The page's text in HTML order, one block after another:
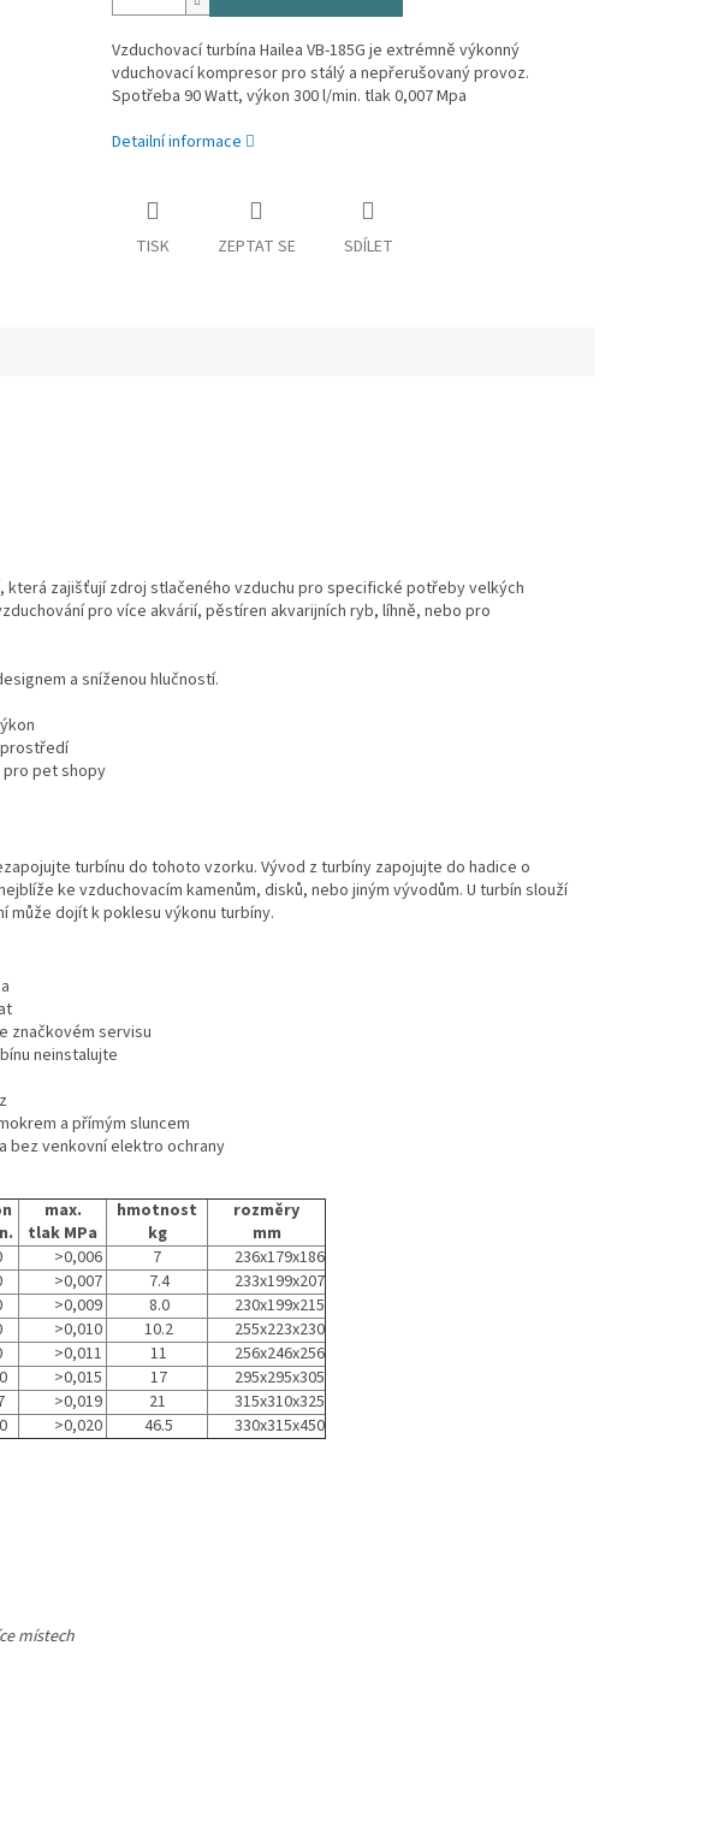
Vzduchovací turbína Hailea VB-185G je extrémně výkonný
vduchovací kompresor pro stálý a nepřerušovaný provoz.
Spotřeba 90 Watt, výkon 300 l/min. tlak 0,007 Mpa
Detailní informace
TISK ZEPTAT SE SDÍLET
která zajišťují zdroj stlačeného vzduchu pro specifické potřeby velkých
pro více akvárií, pěstíren akvarijních ryb, líhně, nebo pro
a sníženou hlučností.
pet shopy
turbínu do tohoto vzorku. Vývod z turbíny zapojujte do hadice o
ke vzduchovacím kamenům, disků, nebo jiným vývodům. U turbín slouží
může dojít k poklesu výkonu turbíny.
značkovém servisu
neinstalujte
a přímým sluncem
bez venkovní elektro ochrany
max.
tlak MPa
hmotnost
kg
rozměry
mm
>0,006 7
236x179x186
>0,007 7.4
233x199x207
>0,009 8.0
230x199x215
>0,010 10.2
255x223x230
>0,011 11
256x246x256
>0,015 17
295x295x305
>0,019 21
315x310x325
>0,020 46.5 330x315x450
místech